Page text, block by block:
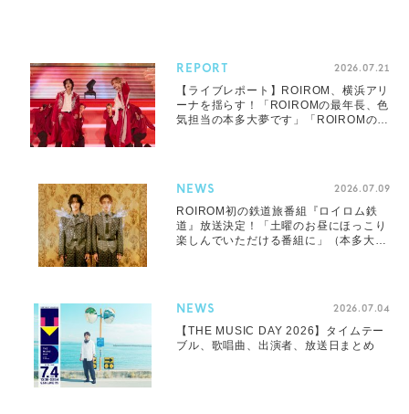
REPORT 2026.07.21
【ライブレポート】ROIROM、横浜アリ
ーナを揺らす！「ROIROMの最年長、色
気担当の本多大夢です」「ROIROMの最
NEWS 2026.07.09
ROIROM初の鉄道旅番組『ロイロム鉄
道』放送決定！「土曜のお昼にほっこり
楽しんでいただける番組に」（本多大
NEWS 2026.07.04
【THE MUSIC DAY 2026】タイムテー
ブル、歌唱曲、出演者、放送日まとめ